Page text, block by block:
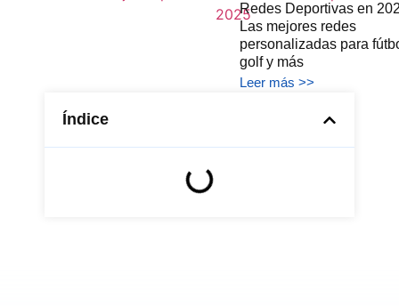
Redes Deportivas en
Las mejores redes
personalizadas para
golf y más
Leer más >>
Índice